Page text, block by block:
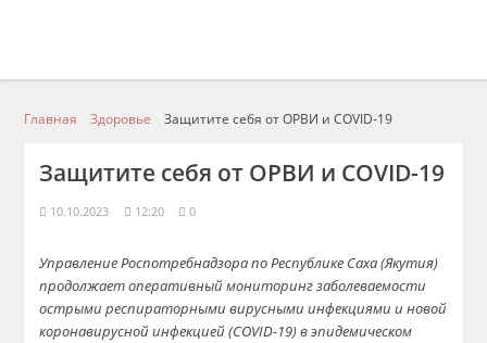
Главная Здоровье Защитите себя от ОРВИ и COVID-19
Защитите себя от ОРВИ и COVID-19
10.10.2023 12:20 0
Управление Роспотребнадзора по Республике Саха (Якутия)
продолжает оперативный мониторинг заболеваемости
острыми респираторными вирусными инфекциями и новой
коронавирусной инфекцией (COVID-19) в эпидемическом